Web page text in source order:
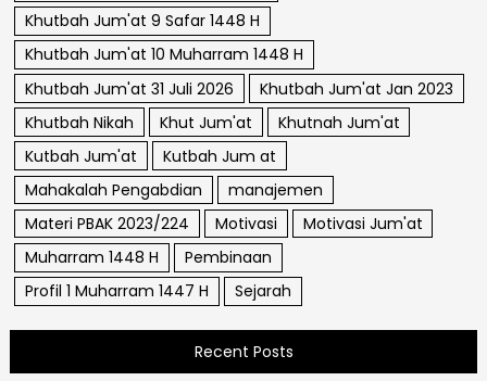
Khutbah Jum'at 9 Safar 1448 H
Khutbah Jum'at 10 Muharram 1448 H
Khutbah Jum'at 31 Juli 2026
Khutbah Jum'at Jan 2023
Khutbah Nikah
Khut Jum'at
Khutnah Jum'at
Kutbah Jum'at
Kutbah Jum at
Mahakalah Pengabdian
manajemen
Materi PBAK 2023/224
Motivasi
Motivasi Jum'at
Muharram 1448 H
Pembinaan
Profil 1 Muharram 1447 H
Sejarah
Recent Posts